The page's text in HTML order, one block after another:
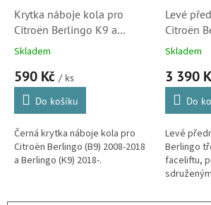
Krytka náboje kola pro
Citroën Berlingo K9 a
Berlingo B9
Skladem
590 Kč / ks
Do košíku
Černá krytka náboje kola pro
Citroën Berlingo (B9) 2008-2018
a Berlingo (K9) 2018-.
Levé
Citroën
do
Skladem
3 390
Do
Levé
Berlingo
faceliftu,